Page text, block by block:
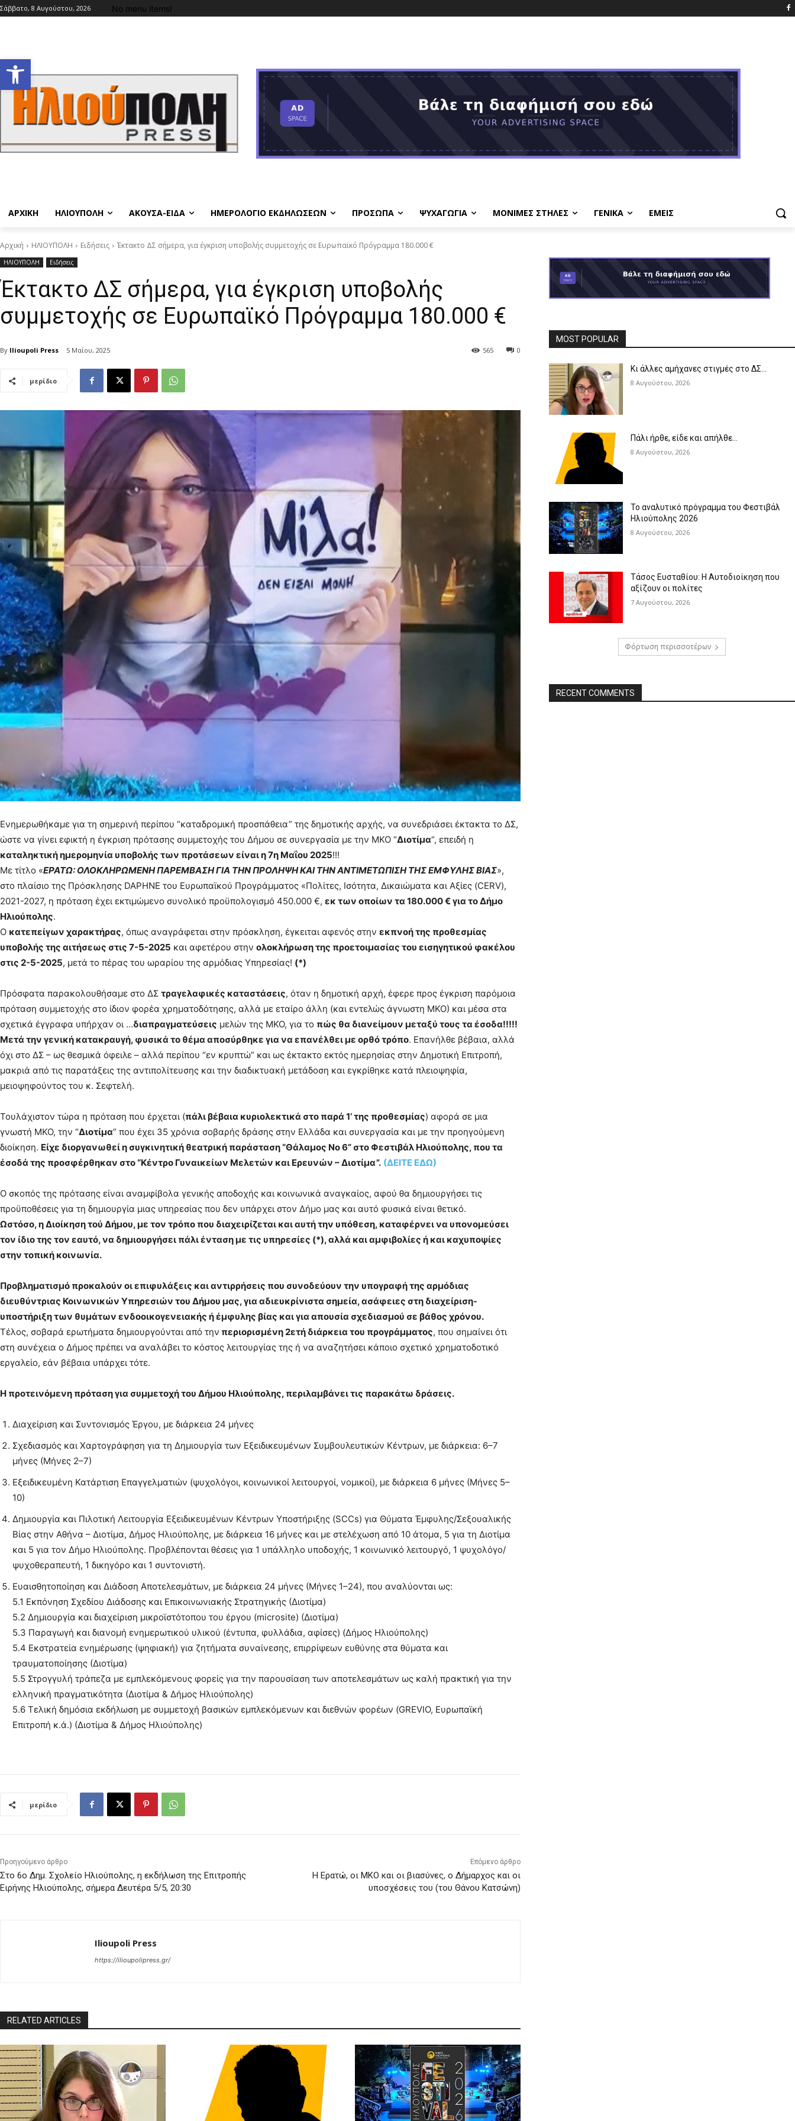
Ανοίξτε τη γραμμή εργαλείων
Σάββατο, 8 Αυγούστου, 2026 No menu items!
ΑΡΧΙΚΗ ΗΛΙΟΥΠΟΛΗ ΑΚΟΥΣΑ-ΕΙΔΑ ΗΜΕΡΟΛΟΓΙΟ ΕΚΔΗΛΩΣΕΩΝ ΠΡΟΣΩΠΑ ΨΥΧΑΓΩΓΙΑ ΜΟΝΙΜΕΣ ΣΤΗΛΕΣ ΓΕΝΙΚΑ ΕΜΕΙΣ
Αρχική ΗΛΙΟΥΠΟΛΗ Ειδήσεις Έκτακτο ΔΣ σήμερα, για έγκριση υποβολής συμμετοχής σε Ευρωπαϊκό Πρόγραμμα 180.000 €
ΗΛΙΟΥΠΟΛΗ Ειδήσεις
Έκτακτο ΔΣ σήμερα, για έγκριση υποβολής
συμμετοχής σε Ευρωπαϊκό Πρόγραμμα 180.000 €
By Ilioupoli Press 5 Μαΐου, 2025 0
565
μερίδιο
Ενημερωθήκαμε για τη σημερινή περίπου “καταδρομική προσπάθεια” της δημοτικής αρχής, να συνεδριάσει έκτακτα το ΔΣ,
ώστε να γίνει εφικτή η έγκριση πρότασης συμμετοχής του Δήμου σε συνεργασία με την ΜΚΟ “Διοτίμα“, επειδή η
καταληκτική ημερομηνία υποβολής των προτάσεων είναι η 7η Μαΐου 2025!!!
Με τίτλο «ΕΡΑΤΩ: ΟΛΟΚΛΗΡΩΜΕΝΗ ΠΑΡΕΜΒΑΣΗ ΓΙΑ ΤΗΝ ΠΡΟΛΗΨΗ ΚΑΙ ΤΗΝ ΑΝΤΙΜΕΤΩΠΙΣΗ ΤΗΣ ΕΜΦΥΛΗΣ ΒΙΑΣ»,
στο πλαίσιο της Πρόσκλησης DAPHNE του Ευρωπαϊκού Προγράμματος «Πολίτες, Ισότητα, Δικαιώματα και Αξίες (CERV),
2021-2027, η πρόταση έχει εκτιμώμενο συνολικό προϋπολογισμό 450.000 €, εκ των οποίων τα 180.000 € για το Δήμο
Ηλιούπολης.
Ο κατεπείγων χαρακτήρας, όπως αναγράφεται στην πρόσκληση, έγκειται αφενός στην εκπνοή της προθεσμίας
υποβολής της αιτήσεως στις 7-5-2025 και αφετέρου στην ολοκλήρωση της προετοιμασίας του εισηγητικού φακέλου
στις 2-5-2025, μετά το πέρας του ωραρίου της αρμόδιας Υπηρεσίας! (*)
Πρόσφατα παρακολουθήσαμε στο ΔΣ τραγελαφικές καταστάσεις, όταν η δημοτική αρχή, έφερε προς έγκριση παρόμοια
πρόταση συμμετοχής στο ίδιον φορέα χρηματοδότησης, αλλά με εταίρο άλλη (και εντελώς άγνωστη ΜΚΟ) και μέσα στα
σχετικά έγγραφα υπήρχαν οι …διαπραγματεύσεις μελών της ΜΚΟ, για το πώς θα διανείμουν μεταξύ τους τα έσοδα!!!!!
Μετά την γενική κατακραυγή, φυσικά το θέμα αποσύρθηκε για να επανέλθει με ορθό τρόπο. Επανήλθε βέβαια, αλλά
όχι στο ΔΣ – ως θεσμικά όφειλε – αλλά περίπου “εν κρυπτώ” και ως έκτακτο εκτός ημερησίας στην Δημοτική Επιτροπή,
μακριά από τις παρατάξεις της αντιπολίτευσης και την διαδικτυακή μετάδοση και εγκρίθηκε κατά πλειοψηφία,
μειοψηφούντος του κ. Σεφτελή.
Τουλάχιστον τώρα η πρόταση που έρχεται (πάλι βέβαια κυριολεκτικά στο παρά 1’ της προθεσμίας) αφορά σε μια
γνωστή ΜΚΟ, την “Διοτίμα” που έχει 35 χρόνια σοβαρής δράσης στην Ελλάδα και συνεργασία και με την προηγούμενη
διοίκηση. Είχε διοργανωθεί η συγκινητική θεατρική παράσταση “Θάλαμος Νο 6” στο Φεστιβάλ Ηλιούπολης, που τα
έσοδά της προσφέρθηκαν στο “Κέντρο Γυναικείων Μελετών και Ερευνών – Διοτίμα”. (ΔΕΙΤΕ ΕΔΩ)
Ο σκοπός της πρότασης είναι αναμφίβολα γενικής αποδοχής και κοινωνικά αναγκαίος, αφού θα δημιουργήσει τις
προϋποθέσεις για τη δημιουργία μιας υπηρεσίας που δεν υπάρχει στον Δήμο μας και αυτό φυσικά είναι θετικό.
Ωστόσο, η Διοίκηση τού Δήμου, με τον τρόπο που διαχειρίζεται και αυτή την υπόθεση, καταφέρνει να υπονομεύσει
τον ίδιο της τον εαυτό, να δημιουργήσει πάλι ένταση με τις υπηρεσίες (*), αλλά και αμφιβολίες ή και καχυποψίες
στην τοπική κοινωνία.
Προβληματισμό προκαλούν οι επιφυλάξεις και αντιρρήσεις που συνοδεύουν την υπογραφή της αρμόδιας
διευθύντριας Κοινωνικών Υπηρεσιών του Δήμου μας, για αδιευκρίνιστα σημεία, ασάφειες στη διαχείριση-
υποστήριξη των θυμάτων ενδοοικογενειακής ή έμφυλης βίας και για απουσία σχεδιασμού σε βάθος χρόνου.
Τέλος, σοβαρά ερωτήματα δημιουργούνται από την περιορισμένη 2ετή διάρκεια του προγράμματος, που σημαίνει ότι
στη συνέχεια ο Δήμος πρέπει να αναλάβει το κόστος λειτουργίας της ή να αναζητήσει κάποιο σχετικό χρηματοδοτικό
εργαλείο, εάν βέβαια υπάρχει τότε.
Η προτεινόμενη πρόταση για συμμετοχή του Δήμου Ηλιούπολης, περιλαμβάνει τις παρακάτω δράσεις.
Διαχείριση και Συντονισμός Έργου, με διάρκεια 24 μήνες
Σχεδιασμός και Χαρτογράφηση για τη Δημιουργία των Εξειδικευμένων Συμβουλευτικών Κέντρων, με διάρκεια: 6–7
μήνες (Μήνες 2–7)
Εξειδικευμένη Κατάρτιση Επαγγελματιών (ψυχολόγοι, κοινωνικοί λειτουργοί, νομικοί), με διάρκεια 6 μήνες (Μήνες 5–
10)
Δημιουργία και Πιλοτική Λειτουργία Εξειδικευμένων Κέντρων Υποστήριξης (SCCs) για Θύματα Έμφυλης/Σεξουαλικής
Βίας στην Αθήνα – Διοτίμα, Δήμος Ηλιούπολης, με διάρκεια 16 μήνες και με στελέχωση από 10 άτομα, 5 για τη Διοτίμα
και 5 για τον Δήμο Ηλιούπολης. Προβλέπονται θέσεις για 1 υπάλληλο υποδοχής, 1 κοινωνικό λειτουργό, 1 ψυχολόγο/
ψυχοθεραπευτή, 1 δικηγόρο και 1 συντονιστή.
Ευαισθητοποίηση και Διάδοση Αποτελεσμάτων, με διάρκεια 24 μήνες (Μήνες 1–24), που αναλύονται ως:
5.1 Εκπόνηση Σχεδίου Διάδοσης και Επικοινωνιακής Στρατηγικής (Διοτίμα)
5.2 Δημιουργία και διαχείριση μικροϊστότοπου του έργου (microsite) (Διοτίμα)
5.3 Παραγωγή και διανομή ενημερωτικού υλικού (έντυπα, φυλλάδια, αφίσες) (Δήμος Ηλιούπολης)
5.4 Εκστρατεία ενημέρωσης (ψηφιακή) για ζητήματα συναίνεσης, επιρρίψεων ευθύνης στα θύματα και
τραυματοποίησης (Διοτίμα)
5.5 Στρογγυλή τράπεζα με εμπλεκόμενους φορείς για την παρουσίαση των αποτελεσμάτων ως καλή πρακτική για την
ελληνική πραγματικότητα (Διοτίμα & Δήμος Ηλιούπολης)
5.6 Τελική δημόσια εκδήλωση με συμμετοχή βασικών εμπλεκόμενων και διεθνών φορέων (GREVIO, Ευρωπαϊκή
Επιτροπή κ.ά.) (Διοτίμα & Δήμος Ηλιούπολης)
μερίδιο
Προηγούμενο άρθρο
Στο 6ο Δημ. Σχολείο Ηλιούπολης, η εκδήλωση της Επιτροπής
Ειρήνης Ηλιούπολης, σήμερα Δευτέρα 5/5, 20:30
Επόμενο άρθρο
Η Ερατώ, οι ΜΚΟ και οι βιασύνες, ο Δήμαρχος και οι
υποσχέσεις του (του Θάνου Κατσώνη)
Ilioupoli Press
https://ilioupolipress.gr/
RELATED ARTICLES
MOST POPULAR
Κι άλλες αμήχανες στιγμές στο ΔΣ…
8 Αυγούστου, 2026
Πάλι ήρθε, είδε και απήλθε…
8 Αυγούστου, 2026
Το αναλυτικό πρόγραμμα του Φεστιβάλ
Ηλιούπολης 2026
8 Αυγούστου, 2026
Τάσος Ευσταθίου: Η Αυτοδιοίκηση που
αξίζουν οι πολίτες
7 Αυγούστου, 2026
Φόρτωση περισσοτέρων
RECENT COMMENTS